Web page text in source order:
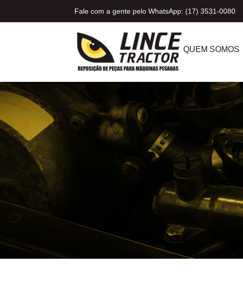
Fale com a gente pelo WhatsApp: (17) 3531-0080
QUEM SOMOS